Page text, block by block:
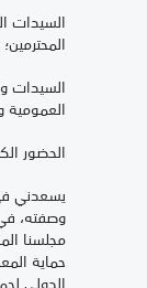
السيدات
المحترمين؛
السيدات
العمومية
الحضور
يسعدني
وصفته،
مجلسنا
حماية